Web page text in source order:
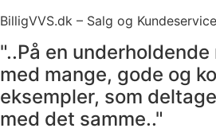
BilligVVS.dk – Salg og Kundeservice
"..På en
med mange, gode og
eksempler, som
med det samme.."